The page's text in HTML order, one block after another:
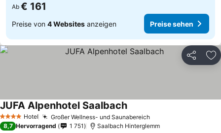
Ab € 161
Preise von 4 Websites anzeigen Preise sehen
Teilen
4 Sterne Hotel Großer Wellness- und Saunabereich
JUFA Alpenhotel Saalbach
8,7 Hervorragend 1 751 Saalbach Hinterglemm